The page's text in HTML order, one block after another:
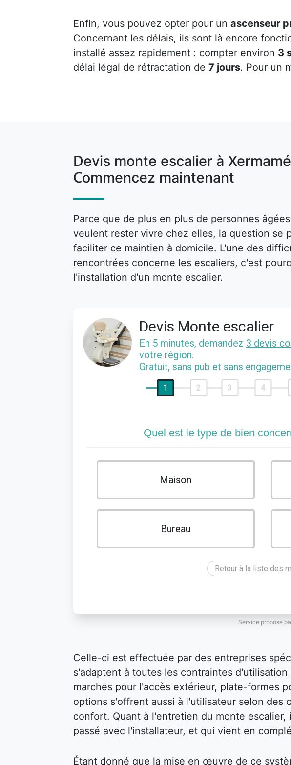
Enfin, vous pouvez opter pour un ascenseur
Concernant les délais, ils sont là encore
installé assez rapidement : compter environ 3
délai légal de rétractation de 7 jours. Pour un
Devis monte escalier à
Commencez maintenant
Parce que de plus en plus de personnes
veulent rester vivre chez elles, la question se
faciliter ce maintien à domicile. L'une des
rencontrées concerne les escaliers, c'est
l'installation d'un monte escalier.
Devis Monte escalier
En 5 minutes, demandez 3 devis
votre région.
Gratuit, sans pub et sans
1 2 3 4
Quel est le type de bien
Maison
Bureau
Retour à la liste des
Service proposé
Celle-ci est effectuée par des entreprises
s'adaptent à toutes les contraintes
marches pour l'accès extérieur, plate-formes
options s'offrent aussi à l'utilisateur selon des
confort. Quant à l'entretien du monte
passé avec l'installateur, et qui vient en
Étant donné que la mise en œuvre de ce